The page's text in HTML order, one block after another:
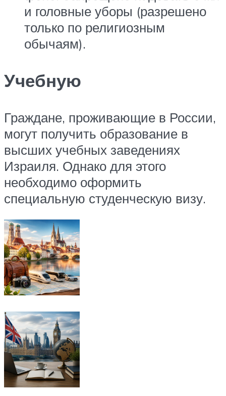
и головные уборы (разрешено
только по религиозным
обычаям).
Учебную
Граждане, проживающие в России,
могут получить образование в
высших учебных заведениях
Израиля. Однако для этого
необходимо оформить
специальную студенческую визу.